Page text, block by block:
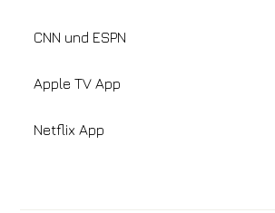
CNN und ESPN
Apple TV App
Netflix App